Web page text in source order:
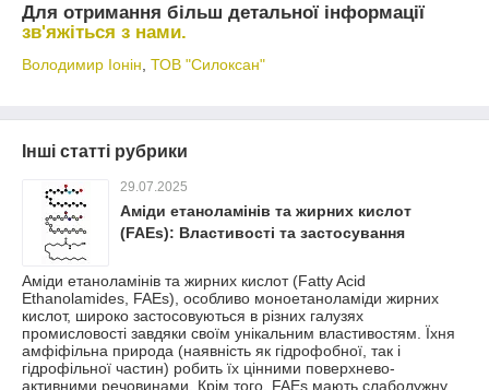
Для отримання більш детальної інформації
зв'яжіться з нами.
Володимир Іонін, ТОВ "Силоксан"
Інші статті рубрики
29.07.2025
Аміди етаноламінів та жирних кислот
(FAEs): Властивості та застосування
Аміди етаноламінів та жирних кислот (Fatty Acid
Ethanolamides, FAEs), особливо моноетаноламіди жирних
кислот, широко застосовуються в різних галузях
промисловості завдяки своїм унікальним властивостям. Їхня
амфіфільна природа (наявність як гідрофобної, так і
гідрофільної частин) робить їх цінними поверхнево-
активними речовинами. Крім того, FAEs мають слаболужну